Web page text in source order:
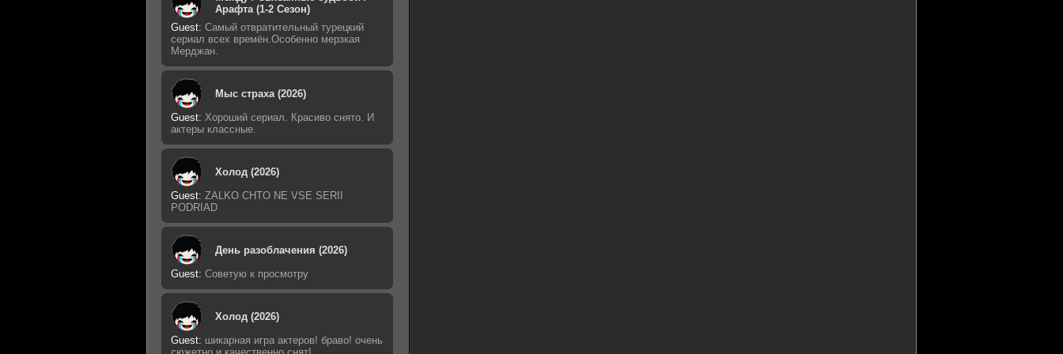
Арафта (1-2 Сезон)
Guest: Самый отвратительный турецкий
сериал всех времён.Особенно мерзкая
Мерджан.
Мыс страха (2026)
Guest: Хороший сериал. Красиво снято. И
актеры классные.
Холод (2026)
Guest: ZALKO CHTO NE VSE SERII
PODRIAD
День разоблачения (2026)
Guest: Советую к просмотру
Холод (2026)
Guest: шикарная игра актеров! браво! очень